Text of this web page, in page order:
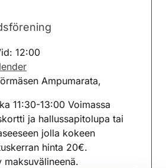
12:00
Ampumarata,
11:30-13:00 Voimassa
ja hallussapitolupa tai
jolla kokeen
hinta 20€.